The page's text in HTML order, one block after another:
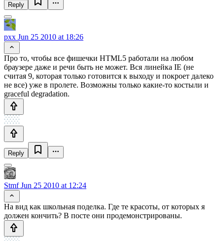
Reply
pxx Jun 25 2010 at 18:26
Про то, чтобы все фишечки HTML5 работали на любом
браузере даже и речи быть не может. Вся линейка IE (не
считая 9, которая только готовится к выходу и покроет далеко
не все) уже в пролете. Возможны только какие-то костыли и
graceful degradation.
Reply
StmfJun 25 2010 at 12:24
На вид как школьная поделка. Где те красоты, от которых я
должен кончить? В посте они продемонстрированы.